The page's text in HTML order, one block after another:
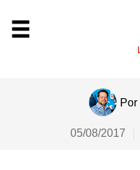
Por
05/08/2017